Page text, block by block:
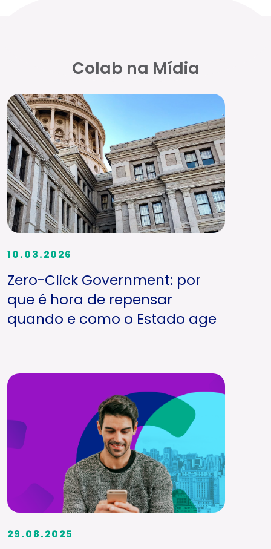
Colab na Mídia
10.03.2026
Zero-Click Government: por
que é hora de repensar
quando e como o Estado age
29.08.2025